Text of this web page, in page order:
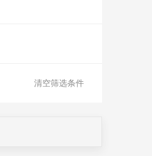
清空筛选条件